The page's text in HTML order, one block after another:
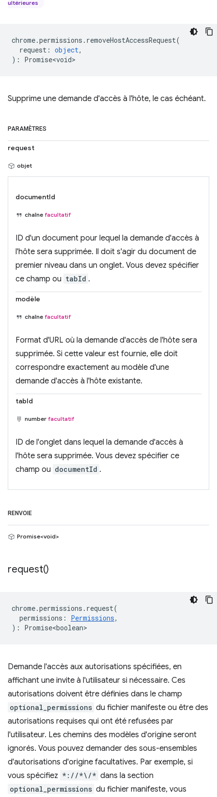
ultérieures
chrome.permissions . removeHostAccessRequest(
request : object,
) : Promise<void>
Supprime une demande d'accès à l'hôte, le cas échéant.
PARAMÈTRES
request
objet
documentId
chaîne facultatif
ID d'un document pour lequel la demande d'accès à
l'hôte sera supprimée. Il doit s'agir du document de
premier niveau dans un onglet. Vous devez spécifier
ce champ ou tabId .
modèle
chaîne facultatif
Format d'URL où la demande d'accès de l'hôte sera
supprimée. Si cette valeur est fournie, elle doit
correspondre exactement au modèle d'une
demande d'accès à l'hôte existante.
tabId
number facultatif
ID de l'onglet dans lequel la demande d'accès à
l'hôte sera supprimée. Vous devez spécifier ce
champ ou documentId .
RENVOIE
Promise<void>
request()
chrome.permissions . request(
permissions : Permissions,
) : Promise<boolean>
Demande l'accès aux autorisations spécifiées, en
affichant une invite à l'utilisateur si nécessaire. Ces
autorisations doivent être définies dans le champ
optional_permissions du fichier manifeste ou être des
autorisations requises qui ont été refusées par
l'utilisateur. Les chemins des modèles d'origine seront
ignorés. Vous pouvez demander des sous-ensembles
d'autorisations d'origine facultatives. Par exemple, si
vous spécifiez *://*\/* dans la section
optional_permissions du fichier manifeste, vous